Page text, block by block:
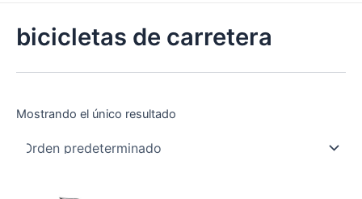
bicicletas de carretera
Mostrando el único resultado